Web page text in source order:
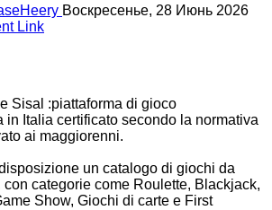
Воскресенье, 28 Июнь 2026
Link
Sisal :piattaforma di gioco
in Italia certificato secondo la normativa
ai maggiorenni.
un catalogo di giochi da
categorie come Roulette, Blackjack,
Show, Giochi di carte e First